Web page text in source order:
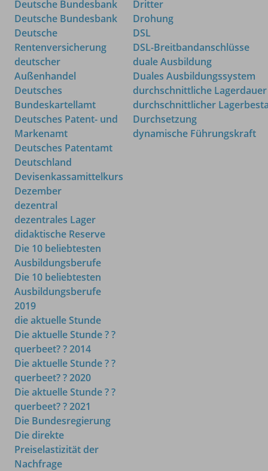
Deutsche Bundesbank
Deutsche Bundesbank
Deutsche
Rentenversicherung
deutscher
Außenhandel
Deutsches
Bundeskartellamt
Deutsches Patent- und
Markenamt
Deutsches Patentamt
Deutschland
Devisenkassamittelkurs
Dezember
dezentral
dezentrales Lager
didaktische Reserve
Die 10 beliebtesten
Ausbildungsberufe
Die 10 beliebtesten
Ausbildungsberufe
2019
die aktuelle Stunde
Die aktuelle Stunde ? ?
querbeet? ? 2014
Die aktuelle Stunde ? ?
querbeet? ? 2020
Die aktuelle Stunde ? ?
querbeet? ? 2021
Die Bundesregierung
Die direkte
Preiselastizität der
Nachfrage
Dritter
Drohung
DSL
DSL-Breitbandanschlüsse
duale Ausbildung
Duales Ausbildungssystem
durchschnittliche Lagerdauer
durchschnittlicher
Durchsetzung
dynamische Führungskraft